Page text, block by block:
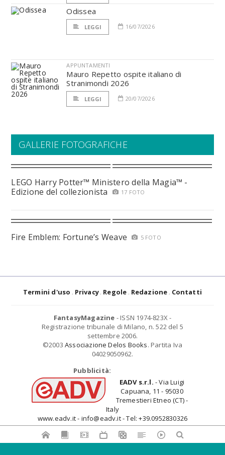
Odissea
LEGGI 16/07/2026
APPUNTAMENTI
Mauro Repetto ospite italiano di
Stranimondi 2026
LEGGI 20/07/2026
GALLERIE FOTOGRAFICHE
LEGO Harry Potter™ Ministero della Magia™ -
Edizione del collezionista
17 FOTO
Fire Emblem: Fortune’s Weave 5 FOTO
Termini d'uso Privacy Regole Redazione Contatti
FantasyMagazine - ISSN 1974-823X -
Registrazione tribunale di Milano, n. 522 del 5
settembre 2006.
©2003 Associazione Delos Books. Partita Iva
04029050962.
Pubblicità:
EADV s.r.l. - Via Luigi
Capuana, 11 - 95030
Tremestieri Etneo (CT) -
Italy
www.eadv.it - info@eadv.it - Tel: +39.0952830326